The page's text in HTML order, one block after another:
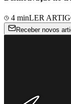
4 minLER
Receber novos